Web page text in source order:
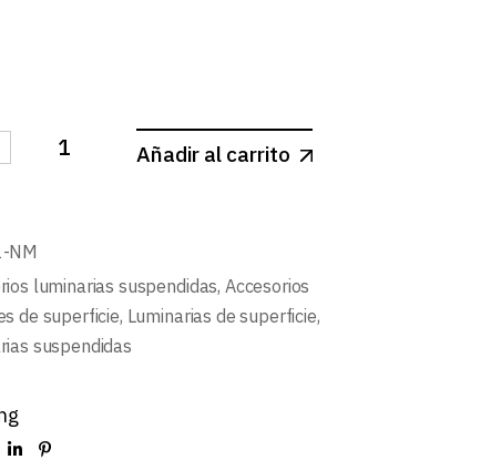
1.5m NEGRO MATE PARA LUMINARIA
Añadir al carrito
NM
luminarias suspendidas, Accesorios
de superficie, Luminarias de superficie,
suspendidas